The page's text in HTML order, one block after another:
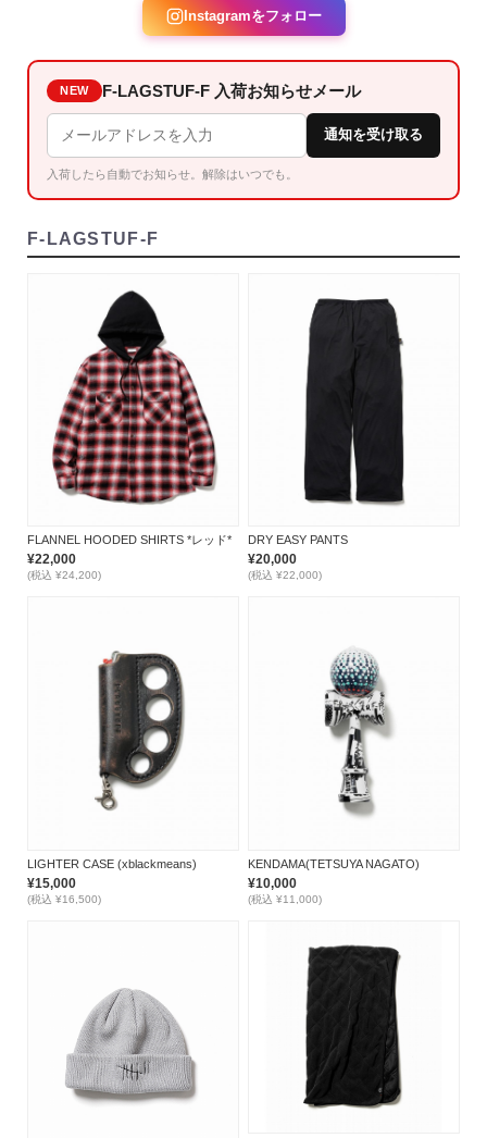
Instagramをフォロー
NEW F-LAGSTUF-F 入荷お知らせメール
通知を受け取る
入荷したら自動でお知らせ。解除はいつでも。
F-LAGSTUF-F
FLANNEL HOODED SHIRTS *レッド*
¥22,000
(税込 ¥24,200)
DRY EASY PANTS
¥20,000
(税込 ¥22,000)
LIGHTER CASE (xblackmeans)
¥15,000
(税込 ¥16,500)
KENDAMA(TETSUYA NAGATO)
¥10,000
(税込 ¥11,000)